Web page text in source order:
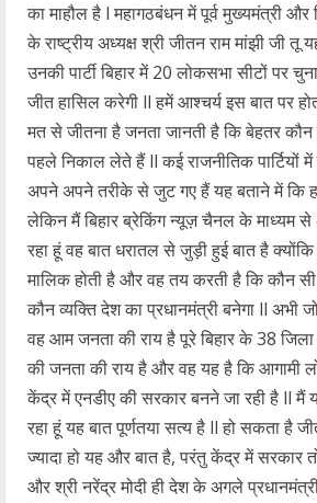
का माहौल है l महागठबंधन में पूर्व मुख्यमंत्री और
के राष्ट्रीय अध्यक्ष श्री जीतन राम मांझी जी तू
उनकी पार्टी बिहार में 20 लोकसभा सीटों पर
जीत हासिल करेगी ll हमें आश्चर्य इस बात पर
मत से जीतना है जनता जानती है कि बेहतर कौन
पहले निकाल लेते हैं ll कई राजनीतिक पार्टियों
अपने अपने तरीके से जुट गए हैं यह बताने में कि
लेकिन मैं बिहार ब्रेकिंग न्यूज़ चैनल के माध्यम से
रहा हूं वह बात धरातल से जुड़ी हुई बात है
मालिक होती है और वह तय करती है कि कौन सी
कौन व्यक्ति देश का प्रधानमंत्री बनेगा ll अभी
वह आम जनता की राय है पूरे बिहार के 38
की जनता की राय है और वह यह है कि आगामी
केंद्र में एनडीए की सरकार बनने जा रही है ll मैं
रहा हूं यह बात पूर्णतया सत्य है ll हो सकता है
ज्यादा हो यह और बात है, परंतु केंद्र में सरकार
और श्री नरेंद्र मोदी ही देश के अगले